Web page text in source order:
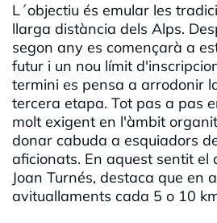
L´objectiu és emular les
llarga distància dels Alps.
segon any es començarà a
futur i un nou límit
termini es pensa a arrodonir
tercera etapa. Tot pas a pas
molt exigent en l'àmbit
donar cabuda a esquiadors
aficionats. En aquest sentit el
Joan Turnés, destaca que en
avituallaments cada 5 o 10